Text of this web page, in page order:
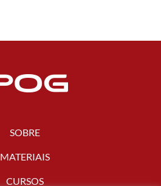
SOBRE
MATERIAIS
CURSOS